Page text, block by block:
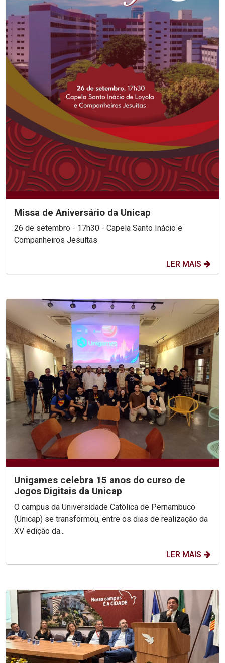
Missa de Aniversário da Unicap
26 de setembro - 17h30 - Capela Santo Inácio e
Companheiros Jesuítas
LER MAIS
Unigames celebra 15 anos do curso de
Jogos Digitais da Unicap
O campus da Universidade Católica de Pernambuco
(Unicap) se transformou, entre os dias de realização da
XV edição da...
LER MAIS